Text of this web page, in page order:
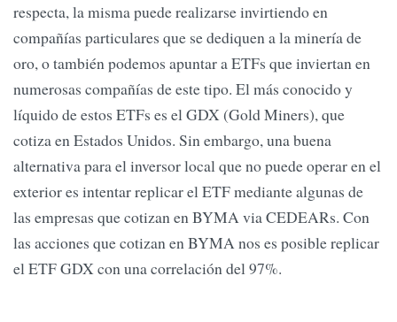
respecta, la misma puede realizarse invirtiendo en
compañías particulares que se dediquen a la minería de
oro, o también podemos apuntar a ETFs que inviertan en
numerosas compañías de este tipo. El más conocido y
líquido de estos ETFs es el GDX (Gold Miners), que
cotiza en Estados Unidos. Sin embargo, una buena
alternativa para el inversor local que no puede operar en el
exterior es intentar replicar el ETF mediante algunas de
las empresas que cotizan en BYMA via CEDEARs. Con
las acciones que cotizan en BYMA nos es posible replicar
el ETF GDX con una correlación del 97%.